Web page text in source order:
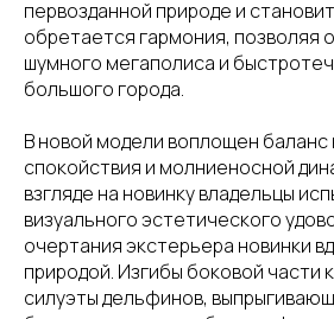
первозданной природе и
обретается гармония, позволяя
шумного мегаполиса и
большого города.
В новой модели воплощен баланс
спокойствия и молниеносной
взгляде на новинку владельцы
визуального эстетического
очертания экстерьера новинки
природой. Изгибы боковой части
силуэты дельфинов,